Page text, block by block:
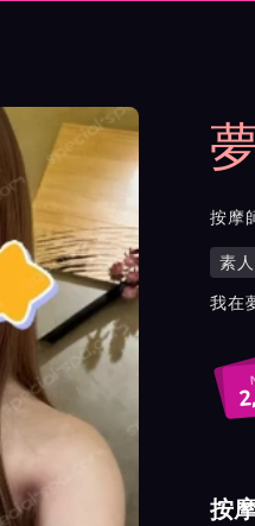
按摩
按
素
按
我在
與影片介紹及客
按